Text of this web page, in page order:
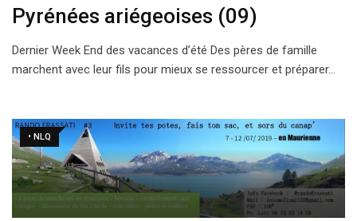
Pyrénées ariégeoises (09)
Dernier Week End des vacances d’été Des pères de famille
marchent avec leur fils pour mieux se ressourcer et préparer…
• NLQ